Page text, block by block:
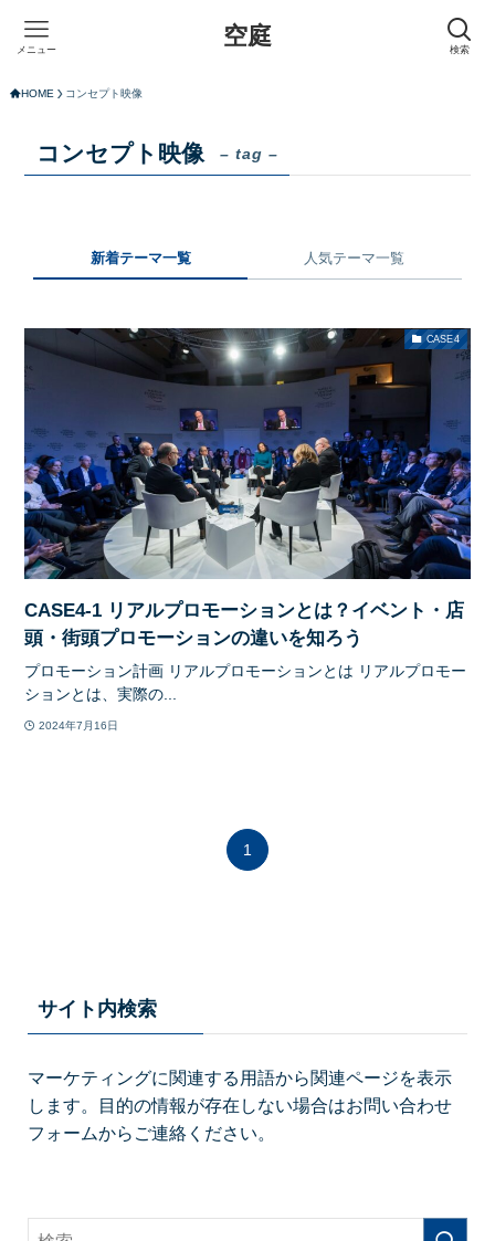
空庭 検索
メニュー
HOME コンセプト映像
コンセプト映像 – tag –
新着テーマ一覧 人気テーマ一覧
CASE4
CASE4-1 リアルプロモーションとは？イベント・店
頭・街頭プロモーションの違いを知ろう
プロモーション計画 リアルプロモーションとは リアルプロモー
ションとは、実際の...
2024年7月16日
1
サイト内検索
マーケティングに関連する用語から関連ページを表示
します。目的の情報が存在しない場合はお問い合わせ
フォームからご連絡ください。